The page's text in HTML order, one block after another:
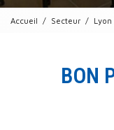
Accueil Secteur Lyon
BON